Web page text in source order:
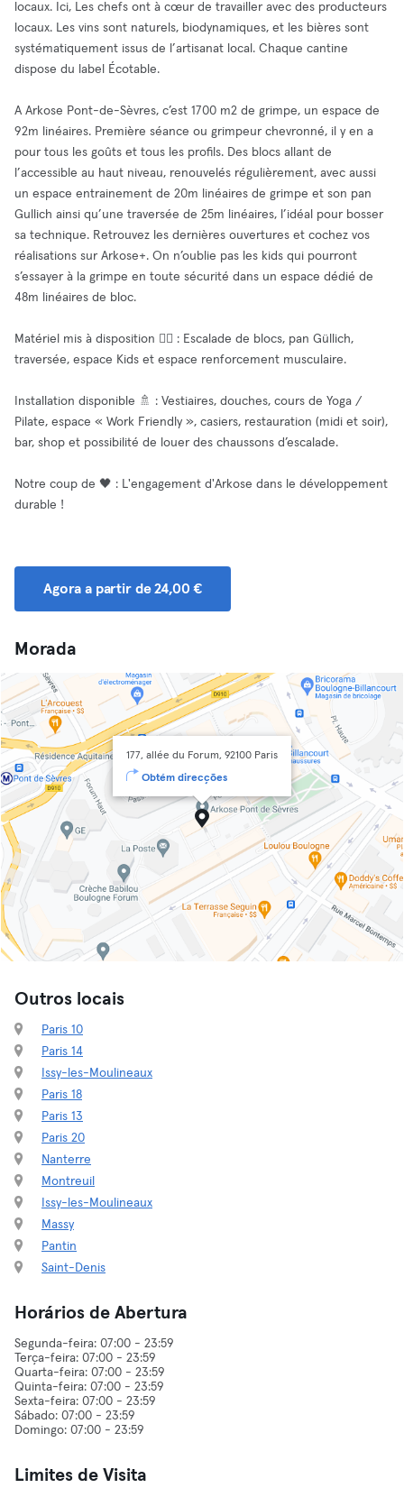
locaux. Ici, Les chefs ont à cœur de travailler avec des producteurs
locaux. Les vins sont naturels, biodynamiques, et les bières sont
systématiquement issus de l’artisanat local. Chaque cantine
dispose du label Écotable.
A Arkose Pont-de-Sèvres, c’est 1700 m2 de grimpe, un espace de
92m linéaires. Première séance ou grimpeur chevronné, il y en a
pour tous les goûts et tous les profils. Des blocs allant de
l’accessible au haut niveau, renouvelés régulièrement, avec aussi
un espace entrainement de 20m linéaires de grimpe et son pan
Gullich ainsi qu’une traversée de 25m linéaires, l’idéal pour bosser
sa technique. Retrouvez les dernières ouvertures et cochez vos
réalisations sur Arkose+. On n’oublie pas les kids qui pourront
s’essayer à la grimpe en toute sécurité dans un espace dédié de
48m linéaires de bloc.
Matériel mis à disposition 🧘‍♂️ : Escalade de blocs, pan Güllich,
traversée, espace Kids et espace renforcement musculaire.
Installation disponible 🚿 : Vestiaires, douches, cours de Yoga /
Pilate, espace « Work Friendly », casiers, restauration (midi et soir),
bar, shop et possibilité de louer des chaussons d’escalade.
Notre coup de 🖤 : L'engagement d'Arkose dans le développement
durable !
Agora a partir de 24,00 €
Morada
177, allée du Forum, 92100 Paris
Obtém direcções
Outros locais
Paris 10
Paris 14
Issy-les-Moulineaux
Paris 18
Paris 13
Paris 20
Nanterre
Montreuil
Issy-les-Moulineaux
Massy
Pantin
Saint-Denis
Horários de Abertura
Segunda-feira: 07:00 - 23:59
Terça-feira: 07:00 - 23:59
Quarta-feira: 07:00 - 23:59
Quinta-feira: 07:00 - 23:59
Sexta-feira: 07:00 - 23:59
Sábado: 07:00 - 23:59
Limites de Visita